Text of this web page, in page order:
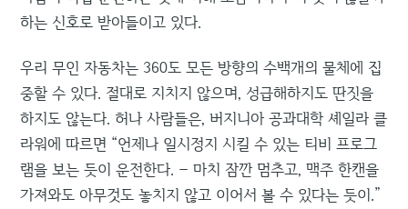
하는 신호로 받아들이고 있다.
우리 무인 자동차는 360도 모든 방향의 수백개의 물체에 집
중할 수 있다. 절대로 지치지 않으며, 성급해하지도 딴짓을
하지도 않는다. 허나 사람들은, 버지니아 공과대학 셰일라 클
라워에 따르면 “언제나 일시정지 시킬 수 있는 티비 프로그
램을 보는 듯이 운전한다. – 마치 잠깐 멈추고, 맥주 한캔을
가져와도 아무것도 놓치지 않고 이어서 볼 수 있다는 듯이.”